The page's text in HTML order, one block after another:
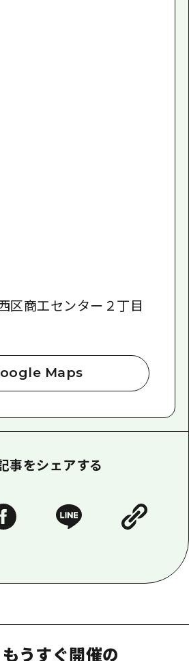
区商工センター２丁目
Maps
事をシェアする
もうすぐ開催の